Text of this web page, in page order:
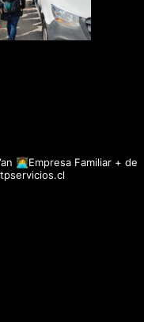
👩‍💻Empresa Familiar + de